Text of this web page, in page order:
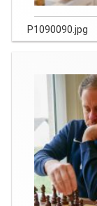
P1090090.jpg